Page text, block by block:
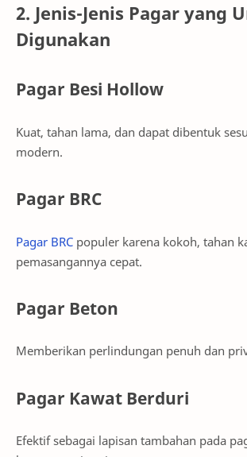
2. Jenis-Jenis Pagar yang
Digunakan
Pagar Besi Hollow
Kuat, tahan lama, dan dapat dibentuk
modern.
Pagar BRC
Pagar BRC populer karena kokoh, tahan
pemasangannya cepat.
Pagar Beton
Memberikan perlindungan penuh dan
Pagar Kawat Berduri
Efektif sebagai lapisan tambahan pada